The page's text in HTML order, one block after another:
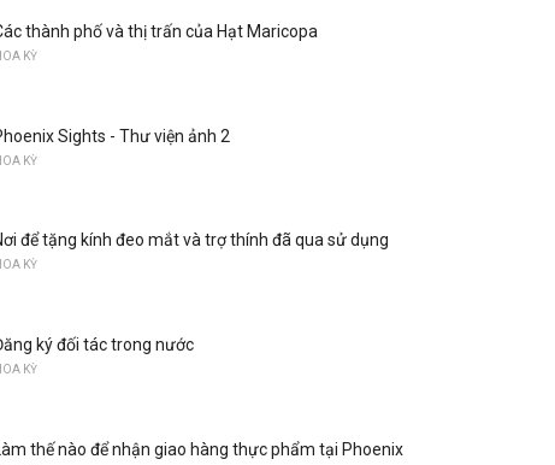
thành phố và thị trấn của Hạt Maricopa
KỲ
Sights - Thư viện ảnh 2
KỲ
để tặng kính đeo mắt và trợ thính đã qua sử dụng
KỲ
ký đối tác trong nước
KỲ
thế nào để nhận giao hàng thực phẩm tại Phoenix